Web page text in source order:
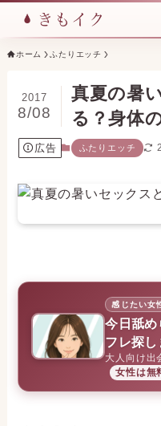
ホーム ふたりエッチ
真夏の暑
る？身体
2017
8/08
広告 ふたりエッチ
感じたい女
今日舐め
フレ探し
大人向け出
女性は無